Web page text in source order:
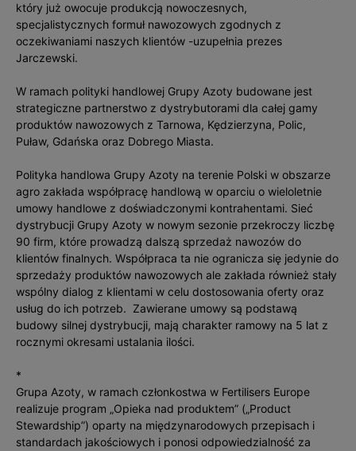
który już owocuje produkcją nowoczesnych,
specjalistycznych formuł nawozowych zgodnych z
oczekiwaniami naszych klientów -uzupełnia prezes
Jarczewski.
W ramach polityki handlowej Grupy Azoty budowane jest
strategiczne partnerstwo z dystrybutorami dla całej gamy
produktów nawozowych z Tarnowa, Kędzierzyna, Polic,
Puław, Gdańska oraz Dobrego Miasta.
Polityka handlowa Grupy Azoty na terenie Polski w obszarze
agro zakłada współpracę handlową w oparciu o wieloletnie
umowy handlowe z doświadczonymi kontrahentami. Sieć
dystrybucji Grupy Azoty w nowym sezonie przekroczy liczbę
90 firm, które prowadzą dalszą sprzedaż nawozów do
klientów finalnych. Współpraca ta nie ogranicza się jedynie do
sprzedaży produktów nawozowych ale zakłada również stały
wspólny dialog z klientami w celu dostosowania oferty oraz
usług do ich potrzeb. Zawierane umowy są podstawą
budowy silnej dystrybucji, mają charakter ramowy na 5 lat z
rocznymi okresami ustalania ilości.
*
Grupa Azoty, w ramach członkostwa w Fertilisers Europe
realizuje program „Opieka nad produktem” („Product
Stewardship”) oparty na międzynarodowych przepisach i
standardach jakościowych i ponosi odpowiedzialność za